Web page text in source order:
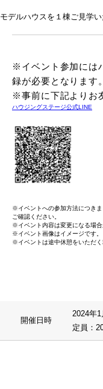
モデルハウスを１棟ご見学
※イベント参加には
録が必要となります。
※事前に下記よりお
ハウジングステージ公式LINE
※イベントへの参加方法につき
ご確認ください。
※イベント内容は変更になる場合
※イベント画像はイメージです。
※イベントは途中休憩をいただく
開催日時
2024年
定員：